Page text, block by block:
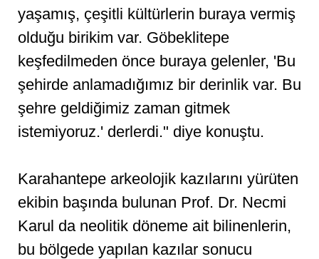
yaşamış, çeşitli kültürlerin buraya vermiş
olduğu birikim var. Göbeklitepe
keşfedilmeden önce buraya gelenler, 'Bu
şehirde anlamadığımız bir derinlik var. Bu
şehre geldiğimiz zaman gitmek
istemiyoruz.' derlerdi." diye konuştu.
Karahantepe arkeolojik kazılarını yürüten
ekibin başında bulunan Prof. Dr. Necmi
Karul da neolitik döneme ait bilinenlerin,
bu bölgede yapılan kazılar sonucu